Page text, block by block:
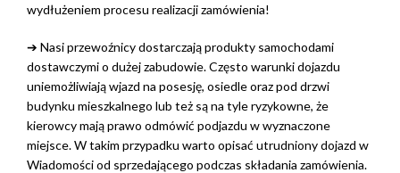
wydłużeniem procesu realizacji zamówienia!
➔ Nasi przewoźnicy dostarczają produkty samochodami
dostawczymi o dużej zabudowie. Często warunki dojazdu
uniemożliwiają wjazd na posesję, osiedle oraz pod drzwi
budynku mieszkalnego lub też są na tyle ryzykowne, że
kierowcy mają prawo odmówić podjazdu w wyznaczone
miejsce. W takim przypadku warto opisać utrudniony dojazd w
Wiadomości od sprzedającego podczas składania zamówienia.